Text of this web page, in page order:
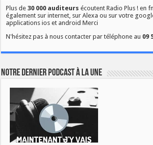
Plus de30 000 auditeurs écoutent Radio Plus ! en
également sur internet, sur Alexa ou sur votre
applications ios et android Merci
N'hésitez pas à nous contacter par téléphone au 09
Notre dernier podcast à la une